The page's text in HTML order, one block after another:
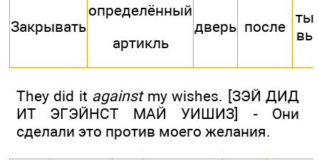
Закрывать
определённый
артикль
дверь после
ты,
вы
They did it againstmy wishes. [ЗЭЙ ДИД
ИТ ЭГЭЙНСТ МАЙ УИШИЗ] - Они
сделали это против моего желания.